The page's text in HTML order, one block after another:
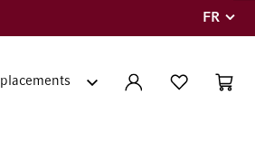
Langue
FR
COMPTE LISTE
PANIER